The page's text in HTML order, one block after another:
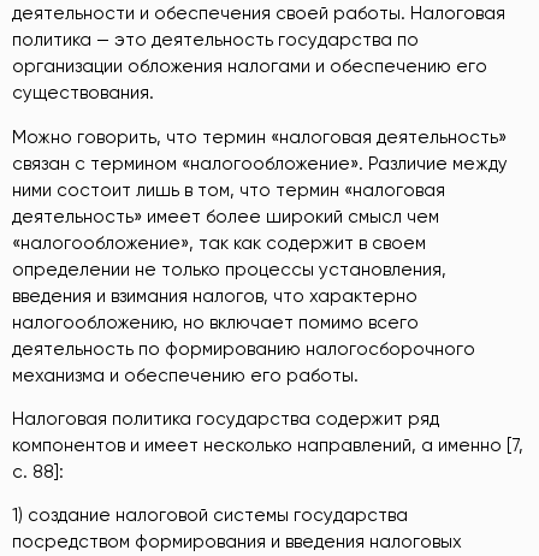
деятельности и обеспечения своей работы. Налоговая
политика — это деятельность государства по
организации обложения налогами и обеспечению его
существования.
Можно говорить, что термин «налоговая деятельность»
связан с термином «налогообложение». Различие между
ними состоит лишь в том, что термин «налоговая
деятельность» имеет более широкий смысл чем
«налогообложение», так как содержит в своем
определении не только процессы установления,
введения и взимания налогов, что характерно
налогообложению, но включает помимо всего
деятельность по формированию налогосборочного
механизма и обеспечению его работы.
Налоговая политика государства содержит ряд
компонентов и имеет несколько направлений, а именно [7,
c. 88]:
1) создание налоговой системы государства
посредством формирования и введения налоговых